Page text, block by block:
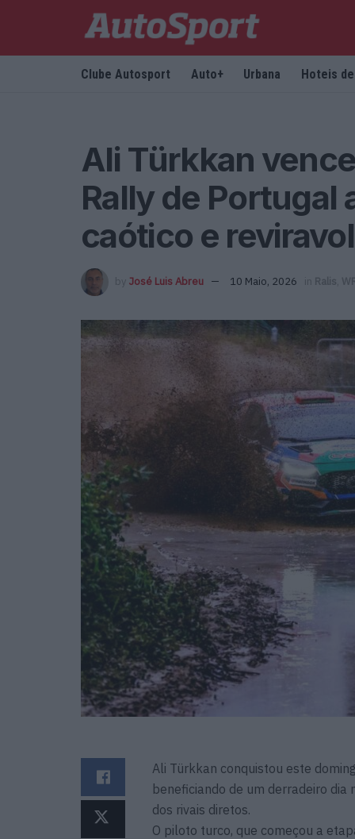
Clube Autosport Auto+ Urbana Hoteis
Ali Türkkan
Rally de Portugal
caótico e
by José Luis Abreu 10 Maio, 2026 in Ralis
Ali Türkkan conquistou este
beneficiando de um derradeiro
dos rivais diretos.
O piloto turco, que começou a